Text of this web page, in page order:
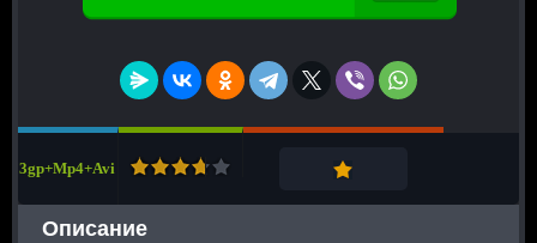
3gp+Mp4+Avi
Описание